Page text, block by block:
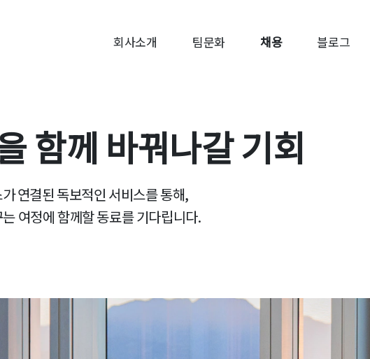
회사소개 팀문화 채용 블로그
함께 바꿔나갈 기회
연결된 독보적인 서비스를 통해,
여정에 함께할 동료를 기다립니다.